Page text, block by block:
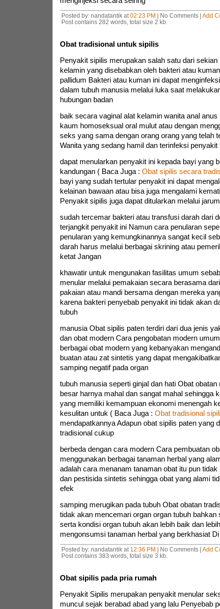
Posted by: nandatantik at 02:23 PM | No Comments | Add
Post contains 282 words, total size 2 kb.
Obat tradisional untuk sipilis
Penyakit sipilis merupakan salah satu dari
kelamin yang disebabkan oleh bakteri atau
pallidum Bakteri atau kuman ini dapat
dalam tubuh manusia melalui luka saat
hubungan badan
baik secara vaginal alat kelamin wanita anal
kaum homoseksual oral mulut atau dengan
seks yang sama dengan orang orang yang telah
Wanita yang sedang hamil dan terinfeksi penyakit
dapat menularkan penyakit ini kepada bayi yang
kandungan ( Baca Juga : Obat sipilis secara
bayi yang sudah tertular penyakit ini dapat
kelainan bawaan atau bisa juga mengalami
Penyakit sipilis juga dapat ditularkan melalui
sudah tercemar bakteri atau transfusi darah dari
terjangkit penyakit ini Namun cara penularan
penularan yang kemungkinannya sangat kecil
darah harus melalui berbagai skrining atau
ketat Jangan
khawatir untuk mengunakan fasilitas umum
menular melalui pemakaian secara berasama
pakaian atau mandi bersama dengan mereka
karena bakteri penyebab penyakit ini tidak akan
tubuh
manusia Obat sipilis paten terdiri dari dua jenis
dan obat modern Cara pengobatan modern
berbagai obat modern yang kebanyakan
buatan atau zat sintetis yang dapat
samping negatif pada organ
tubuh manusia seperti ginjal dan hati Obat
besar harnya mahal dan sangat mahal sehingga
yang memiliki kemampuan ekonomi menengah
kesulitan untuk ( Baca Juga : Obat tradisional
mendapatkannya Adapun obat sipilis paten yang
tradisional cukup
berbeda dengan cara modern Cara pembuatan
menggunakan berbagai tanaman herbal yang
adalah cara menanam tanaman obat itu pun
dan pestisida sintetis sehingga obat yang alami
efek
samping merugikan pada tubuh Obat obatan
tidak akan mencemari organ organ tubuh bahkan
serta kondisi organ tubuh akan lebih baik dan
mengonsumsi tanaman herbal yang berkhasiat
Posted by: nandatantik at 12:36 PM | No Comments | Add
Post contains 383 words, total size 3 kb.
Obat sipilis pada pria rumah
Penyakit Sipilis merupakan penyakit menular
muncul sejak berabad abad yang lalu Penyebab